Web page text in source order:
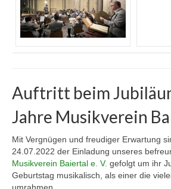
Auftritt beim
Jahre Musikverein
Mit Vergnügen und freudiger Erwartung
24.07.2022 der Einladung unseres
Musikverein Baiertal e. V. gefolgt um ihr
Geburtstag musikalisch, als einer die